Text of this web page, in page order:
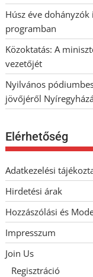
Húsz éve
programban
Közoktatás: A
vezetőjét
Nyilvános
jövőjéről
Elérhetőség
Adatkezelési
Hirdetési árak
Hozzászólási és
Impresszum
Join Us
Regisztráció